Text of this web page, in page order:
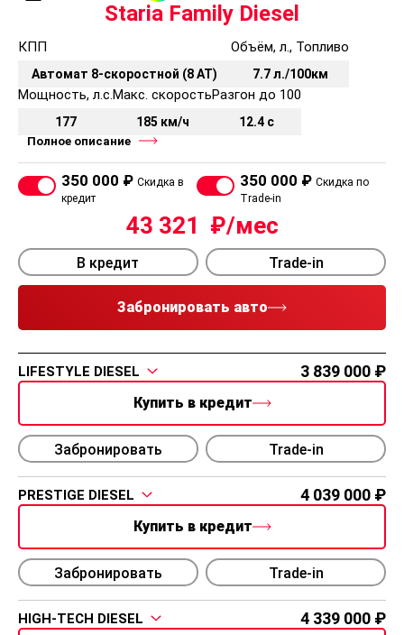
Staria Family Diesel
КПП
Автомат 8-скоростной (8 AT)
Объём, л., Топливо
7.7 л./100км
Мощность, л.с.
177
Макс. скорость
185 км/ч
Разгон до 100
12.4 с
Полное описание
350 000 ₽ Скидка в
кредит
350 000 ₽ Скидка по
Trade-in
43 321
В кредит Trade-in
Забронировать авто
LIFESTYLE DIESEL 3 839 000
Купить в кредит
Забронировать Trade-in
PRESTIGE DIESEL 4 039 000
Купить в кредит
Забронировать Trade-in
HIGH-TECH DIESEL 4 339 000